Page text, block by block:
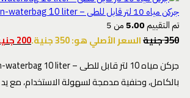
جركن مياه 10 لتر قابل للطى – foldin-waterbag 10 liter
تم التقييم5.00من 5
350جنيةالسعر الأصلي هو: 350 جنية. 200
بالكامل، وحنفية مدمجة لسهولة الاستخدام، مع يد